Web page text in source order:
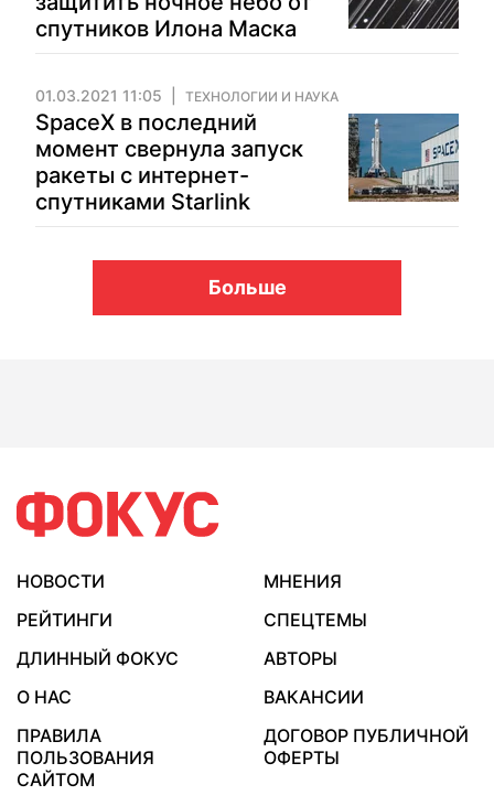
спутников Илона Маска
01.03.2021 11:05 ТЕХНОЛОГИИ И НАУКА
SpaceX в последний
момент свернула запуск
ракеты с интернет-
спутниками Starlink
Больше
НОВОСТИ
МНЕНИЯ
РЕЙТИНГИ
СПЕЦТЕМЫ
ДЛИННЫЙ ФОКУС
АВТОРЫ
О НАС
ВАКАНСИИ
ПРАВИЛА
ПОЛЬЗОВАНИЯ
САЙТОМ
ДОГОВОР ПУБЛИЧНОЙ
ОФЕРТЫ